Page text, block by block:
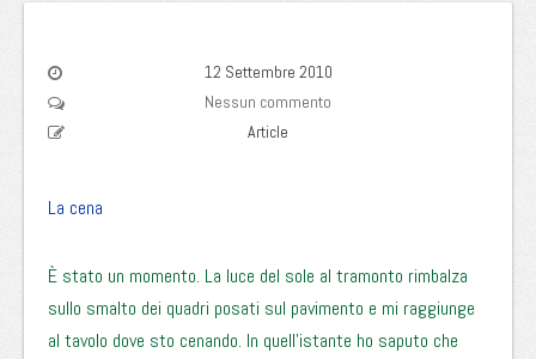
12 Settembre 2010
Nessun commento
Article
La cena
È stato un momento. La luce del sole al tramonto rimbalza
sullo smalto dei quadri posati sul pavimento e mi raggiunge
al tavolo dove sto cenando. In quell’istante ho saputo che